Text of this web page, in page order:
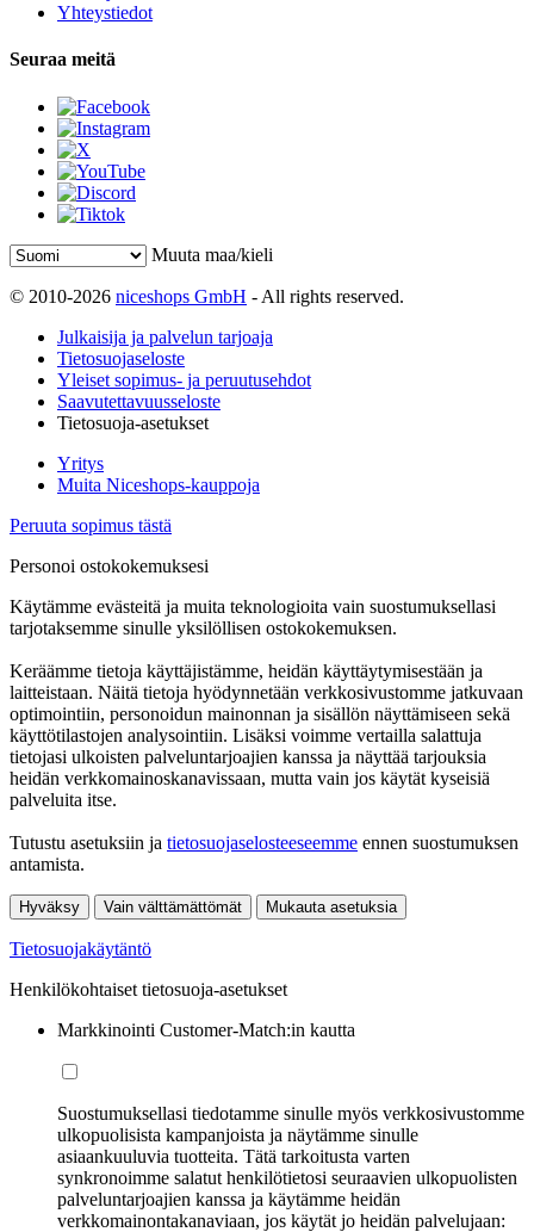
Yhteystiedot
Seuraa meitä
Muuta maa/kieli
© 2010-2026 niceshops GmbH - All rights reserved.
Julkaisija ja palvelun tarjoaja
Tietosuojaseloste
Yleiset sopimus- ja peruutusehdot
Saavutettavuusseloste
Tietosuoja-asetukset
Yritys
Muita Niceshops-kauppoja
Peruuta sopimus tästä
Personoi ostokokemuksesi
Käytämme evästeitä ja muita teknologioita vain suostumuksellasi
tarjotaksemme sinulle yksilöllisen ostokokemuksen.
Keräämme tietoja käyttäjistämme, heidän käyttäytymisestään ja
laitteistaan. Näitä tietoja hyödynnetään verkkosivustomme jatkuvaan
optimointiin, personoidun mainonnan ja sisällön näyttämiseen sekä
käyttötilastojen analysointiin. Lisäksi voimme vertailla salattuja
tietojasi ulkoisten palveluntarjoajien kanssa ja näyttää tarjouksia
heidän verkkomainoskanavissaan, mutta vain jos käytät kyseisiä
palveluita itse.
Tutustu asetuksiin ja tietosuojaselosteeseemme ennen suostumuksen
antamista.
Hyväksy Vain välttämättömät Mukauta asetuksia
Tietosuojakäytäntö
Henkilökohtaiset tietosuoja-asetukset
Markkinointi Customer-Match:in kautta
Suostumuksellasi tiedotamme sinulle myös verkkosivustomme
ulkopuolisista kampanjoista ja näytämme sinulle
asiaankuuluvia tuotteita. Tätä tarkoitusta varten
synkronoimme salatut henkilötietosi seuraavien ulkopuolisten
palveluntarjoajien kanssa ja käytämme heidän
verkkomainontakanaviaan, jos käytät jo heidän palvelujaan: